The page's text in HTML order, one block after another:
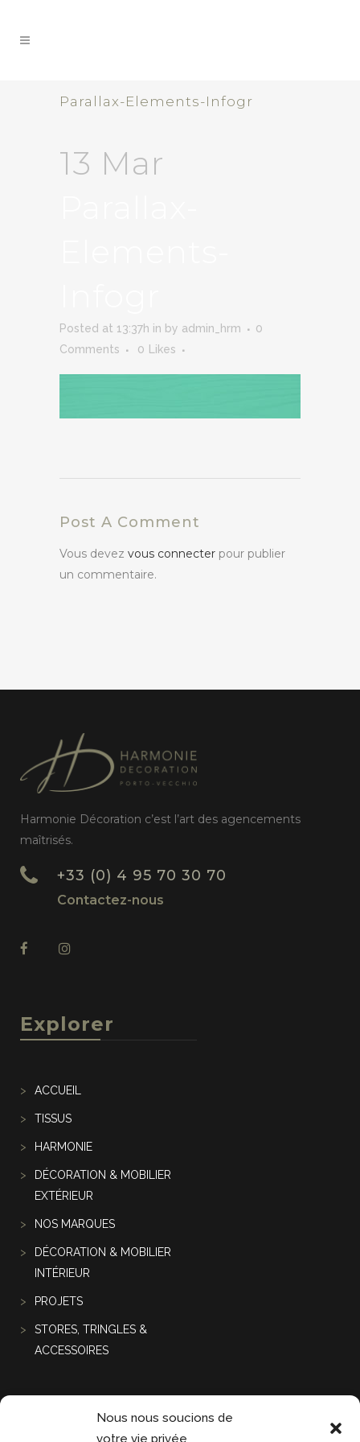
Nous nous soucions de
votre vie privée
Parallax-Elements-Infogr
13 Mar
Posted at 13:37h in by admin_hrm
0
Comments
0 Likes
Post A Comment
Vous devez vous connecter pour publier
un commentaire.
Harmonie Décoration c’est l’art des agencements
maîtrisés.
+33 (0) 4 95 70 30 70
Contactez-nous
Explorer
ACCUEIL
TISSUS
HARMONIE
DÉCORATION & MOBILIER
EXTÉRIEUR
NOS MARQUES
DÉCORATION & MOBILIER
INTÉRIEUR
PROJETS
STORES, TRINGLES &
ACCESSOIRES
Projets récentes